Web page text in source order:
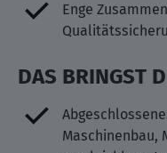
Enge
DAS BRINGST
Maschinenbau,